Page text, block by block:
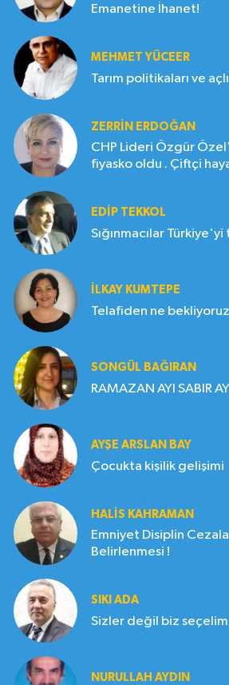
Emanetine İhanet!
MEHMET YÜCEER
Tarım politikaları ve
ZERRIN ERDOĞAN
CHP Lideri Özgür
fiyasko oldu . Çiftçi
EDIP TEKKOL
Sığınmacılar
İLKAY KUMTEPE
Telafiden ne
SONGÜL BAĞIRAN
RAMAZAN AYI SABIR
AYŞE ARSLAN BAY
Çocukta kişilik gelişimi
HALIS KAHRAMAN
Emniyet Disiplin
Belirlenmesi !
SIKI ADA
Sizler değil biz seçelim
NURULLAH AYDIN